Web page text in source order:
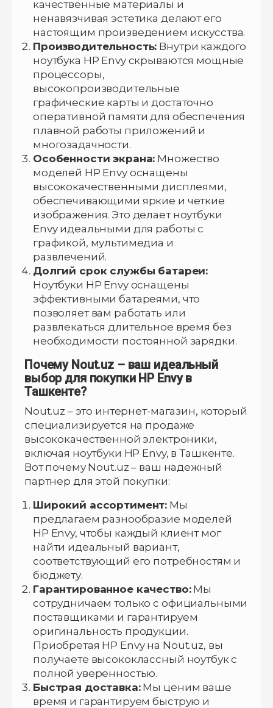
качественные материалы и
ненавязчивая эстетика делают его
настоящим произведением искусства.
Производительность: Внутри каждого
ноутбука HP Envy скрываются мощные
процессоры,
высокопроизводительные
графические карты и достаточно
оперативной памяти для обеспечения
плавной работы приложений и
многозадачности.
Особенности экрана: Множество
моделей HP Envy оснащены
высококачественными дисплеями,
обеспечивающими яркие и четкие
изображения. Это делает ноутбуки
Envy идеальными для работы с
графикой, мультимедиа и
развлечений.
Долгий срок службы батареи:
Ноутбуки HP Envy оснащены
эффективными батареями, что
позволяет вам работать или
развлекаться длительное время без
необходимости постоянной зарядки.
Почему Nout.uz – ваш идеальный
выбор для покупки HP Envy в
Ташкенте?
Nout.uz – это интернет-магазин, который
специализируется на продаже
высококачественной электроники,
включая ноутбуки HP Envy, в Ташкенте.
Вот почему Nout.uz – ваш надежный
партнер для этой покупки:
Широкий ассортимент: Мы
предлагаем разнообразие моделей
HP Envy, чтобы каждый клиент мог
найти идеальный вариант,
соответствующий его потребностям и
бюджету.
Гарантированное качество:Мы
сотрудничаем только с официальными
поставщиками и гарантируем
оригинальность продукции.
Приобретая HP Envy на Nout.uz, вы
получаете высококлассный ноутбук с
полной уверенностью.
Быстрая доставка:Мы ценим ваше
время и гарантируем быструю и